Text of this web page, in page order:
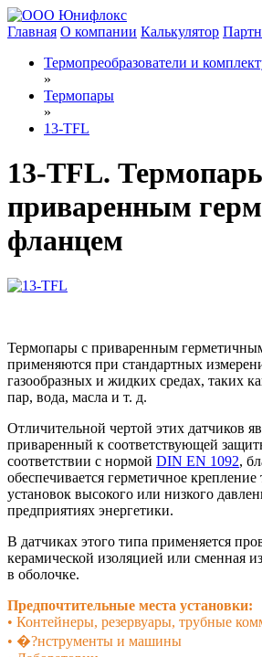
Главная О компании Калькулятор
Термопреобразователи и
»
Термопары
»
13-TFL
13-TFL.
приваренным
фланцем
Термопары с приваренным
применяются при стандартных
газообразных и жидких средах, таких
пар, вода, масла и т. д.
Отличительной чертой этих датчиков
приваренный к соответствующей
соответствии с нормой DIN EN 1092,
обеспечивается герметичное
установок высокого или низкого
предприятиях энергетики.
В датчиках этого типа применяется
керамической изоляцией или сменная
в оболочке.
Предпочтительные места установки:
• Контейнеры, резервуары, трубные
• �?нструменты и машины